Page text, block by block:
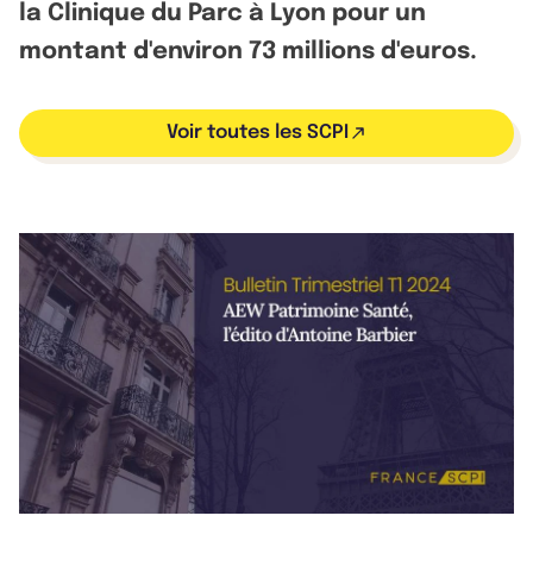
la Clinique du Parc à Lyon pour un
montant d'environ 73 millions d'euros.
Voir toutes les SCPI